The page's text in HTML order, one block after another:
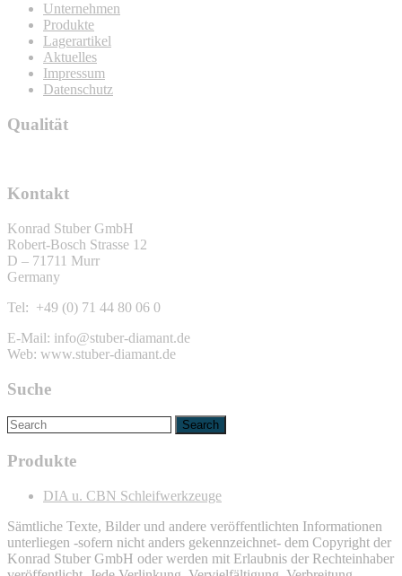
Unternehmen
Produkte
Lagerartikel
Aktuelles
Impressum
Datenschutz
Qualität
Kontakt
Konrad Stuber GmbH
Robert-Bosch Strasse 12
D – 71711 Murr
Germany
Tel: +49 (0) 71 44 80 06 0
E-Mail: info@stuber-diamant.de
Web: www.stuber-diamant.de
Suche
Produkte
DIA u. CBN Schleifwerkzeuge
Sämtliche Texte, Bilder und andere veröffentlichten Informationen
unterliegen -sofern nicht anders gekennzeichnet- dem Copyright der
Konrad Stuber GmbH oder werden mit Erlaubnis der Rechteinhaber